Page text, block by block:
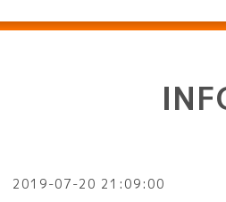
2019-07-20 21:09:00